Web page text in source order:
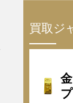
買取ジ